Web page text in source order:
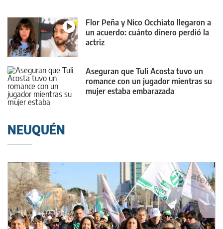
Flor Peña y Nico Occhiato llegaron a
un acuerdo: cuánto dinero perdió la
actriz
Aseguran que Tuli Acosta tuvo un
romance con un jugador mientras su
mujer estaba embarazada
NEUQUÉN